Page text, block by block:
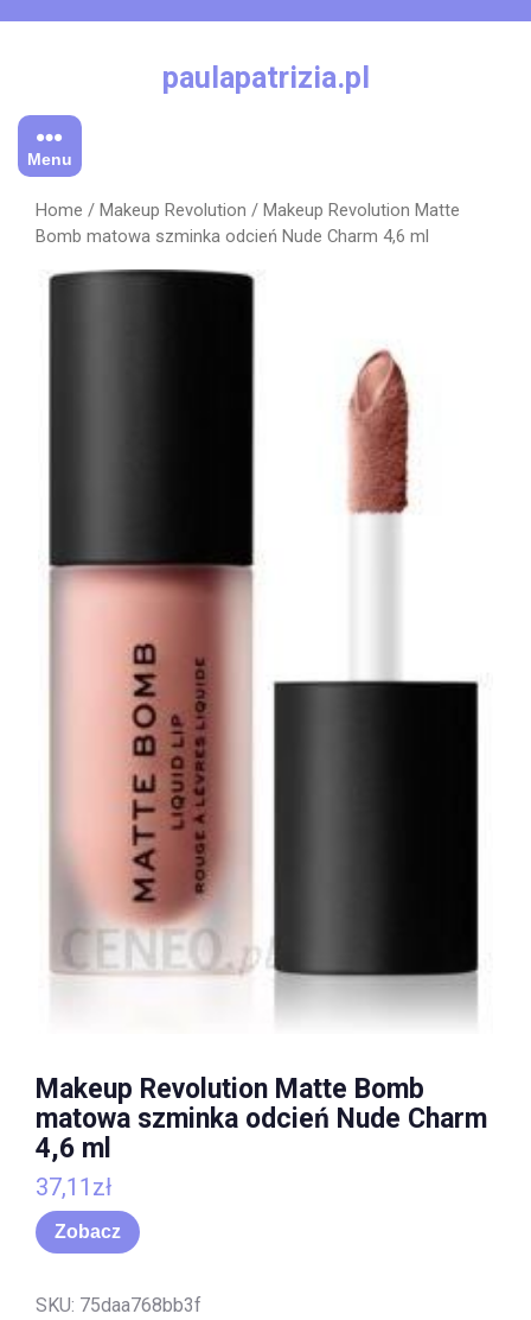
paulapatrizia.pl
Menu
Home / Makeup Revolution / Makeup Revolution Matte
Bomb matowa szminka odcień Nude Charm 4,6 ml
Makeup Revolution Matte Bomb
matowa szminka odcień Nude Charm
4,6 ml
37,11 zł
Zobacz
SKU: 75daa768bb3f